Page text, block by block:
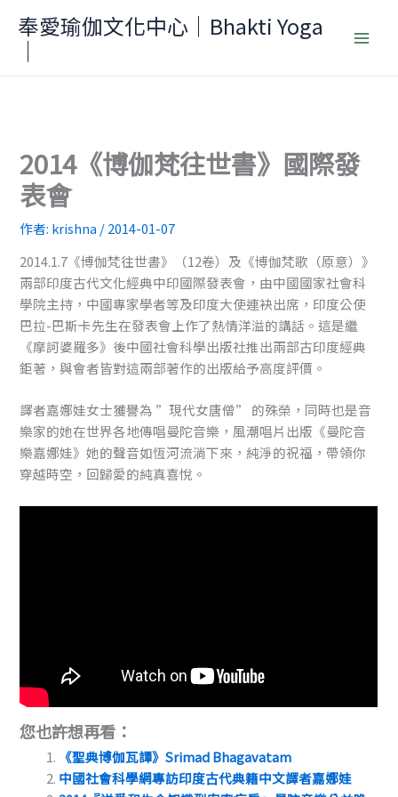
要
奉愛瑜伽文化中心｜Bhakti Yoga
｜
2014《博伽梵往世書》國際發
表會
作者: krishna /2014-01-07
2014.1.7《博伽梵往世書》（12卷）及《博伽梵歌（原意）》
兩部印度古代文化經典中印國際發表會，由中國國家社會科
學院主持，中國專家學者等及印度大使連袂出席，印度公使
巴拉-巴斯卡先生在發表會上作了熱情洋溢的講話。這是繼
《摩訶婆羅多》後中國社會科學出版社推出兩部古印度經典
鉅著，與會者皆對這兩部著作的出版給予高度評價。
譯者嘉娜娃女士獲譽為 ”現代女唐僧” 的殊榮，同時也是音
樂家的她在世界各地傳唱曼陀音樂，風潮唱片出版《曼陀音
樂嘉娜娃》她的聲音如恆河流淌下來，純淨的祝福，帶領你
穿越時空，回歸愛的純真喜悅。
您也許想再看：
《聖典博伽瓦譚》Srimad Bhagavatam
中國社會科學網專訪印度古代典籍中文譯者嘉娜娃